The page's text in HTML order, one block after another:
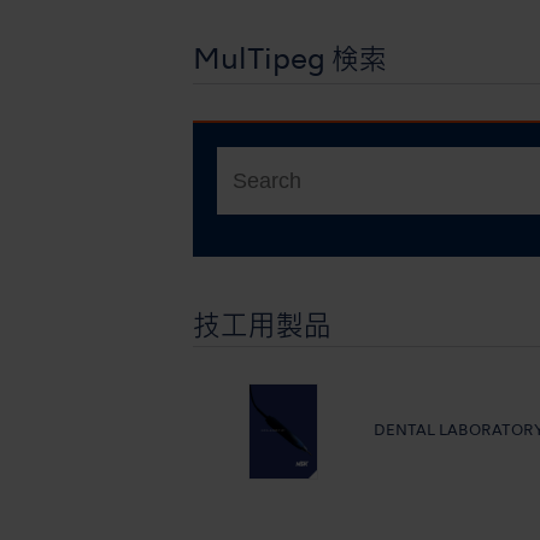
MulTipeg 検索
技工用製品
DENTAL